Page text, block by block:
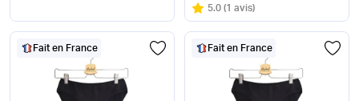
Note
5.0 sur 5
(1 avis)
Fait en France Fait en France